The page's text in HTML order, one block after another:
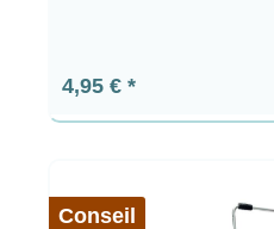
Prix régulier :
4,95 €
Conseil